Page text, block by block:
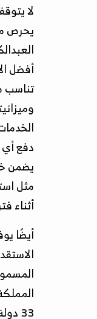
لا
يحرص
أفضل
تناسب
دفع
يضمن
مثل
أثناء
أيضًا
33